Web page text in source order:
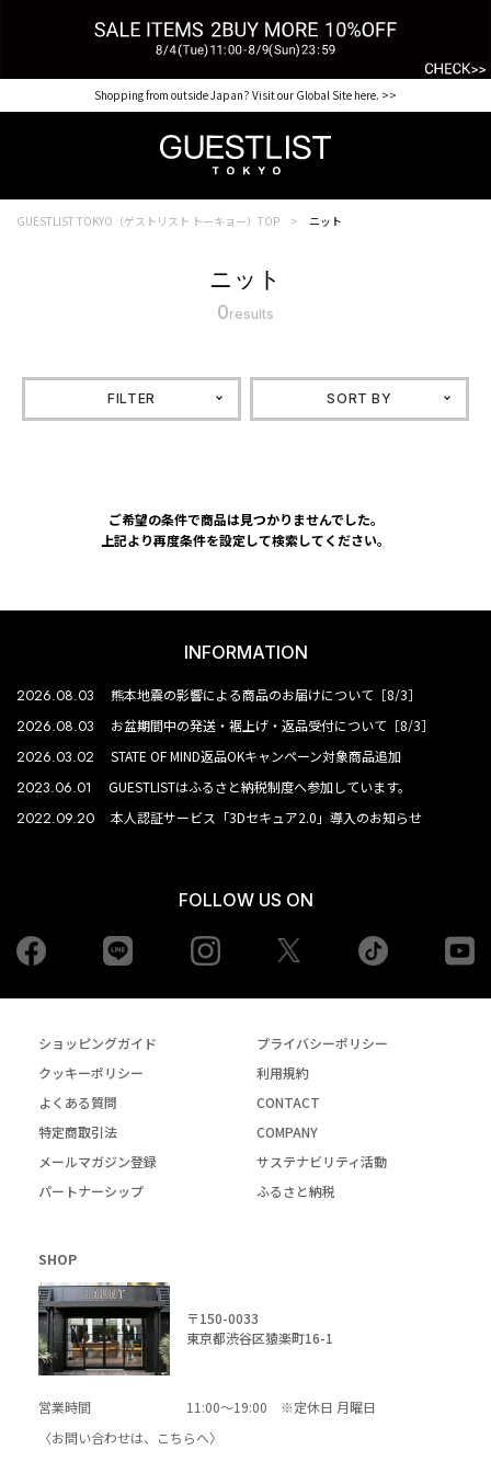
Shopping from outside Japan? Visit our Global Site here. >>
【for NEW MEMBER】新規会員様1000Point Present Campaign CHECK IT>>
GUESTLIST TOKYO（ゲストリスト トーキョー）TOP ニット
ニット
0results
FILTER SORT BY
ご希望の条件で商品は見つかりませんでした。
上記より再度条件を設定して検索してください。
INFORMATION
2026.08.03 熊本地震の影響による商品のお届けについて［8/3］
2026.08.03 お盆期間中の発送・裾上げ・返品受付について［8/3］
2026.03.02 STATE OF MIND返品OKキャンペーン対象商品追加
2023.06.01 GUESTLISTはふるさと納税制度へ参加しています。
2022.09.20 本人認証サービス「3Dセキュア2.0」導入のお知らせ
FOLLOW US ON
Facebook Instagram tiktok
ショッピングガイド
プライバシーポリシー
クッキーポリシー
利用規約
よくある質問
CONTACT
特定商取引法
COMPANY
メールマガジン登録
サステナビリティ活動
パートナーシップ
ふるさと納税
SHOP
〒150-0033
東京都渋谷区猿楽町16-1
営業時間
11:00～19:00 ※定休日 月曜日
〈お問い合わせは、
こちらへ〉